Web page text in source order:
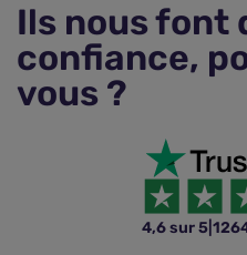
Ils nous font
confiance,
vous ?
4,6 sur 5